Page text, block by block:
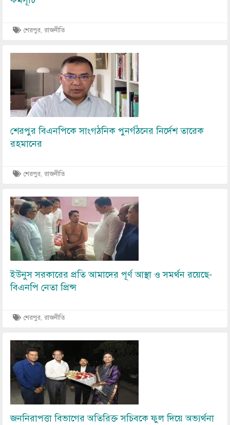
শেরপুর, রাজনীতি
শেরপুর বিএনপিকে সাংগঠনিক পুনর্গঠনের নির্দেশ তারেক
রহমানের
শেরপুর, রাজনীতি
Image
ইউনুস সরকারের প্রতি আমাদের পূর্ণ আস্থা ও সমর্থন রয়েছে-
বিএনপি নেতা প্রিন্স
শেরপুর, রাজনীতি
Image
জননিরাপত্তা বিভাগের অতিরিক্ত সচিবকে ফুল দিয়ে অভ্যর্থনা